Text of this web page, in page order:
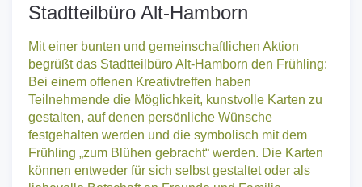
Kreative Frühlingsaktion im
Stadtteilbüro Alt-Hamborn
Mit einer bunten und gemeinschaftlichen Aktion
begrüßt das Stadtteilbüro Alt-Hamborn den Frühling:
Bei einem offenen Kreativtreffen haben
Teilnehmende die Möglichkeit, kunstvolle Karten zu
gestalten, auf denen persönliche Wünsche
festgehalten werden und die symbolisch mit dem
Frühling „zum Blühen gebracht“ werden. Die Karten